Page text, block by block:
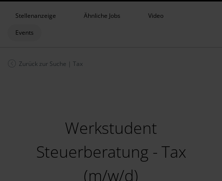
Stellenanzeige Ähnliche Jobs
Video
Events
Zurück zur Suche | Tax
Werkstudent
Steuerberatung - Tax
(m/w/d)